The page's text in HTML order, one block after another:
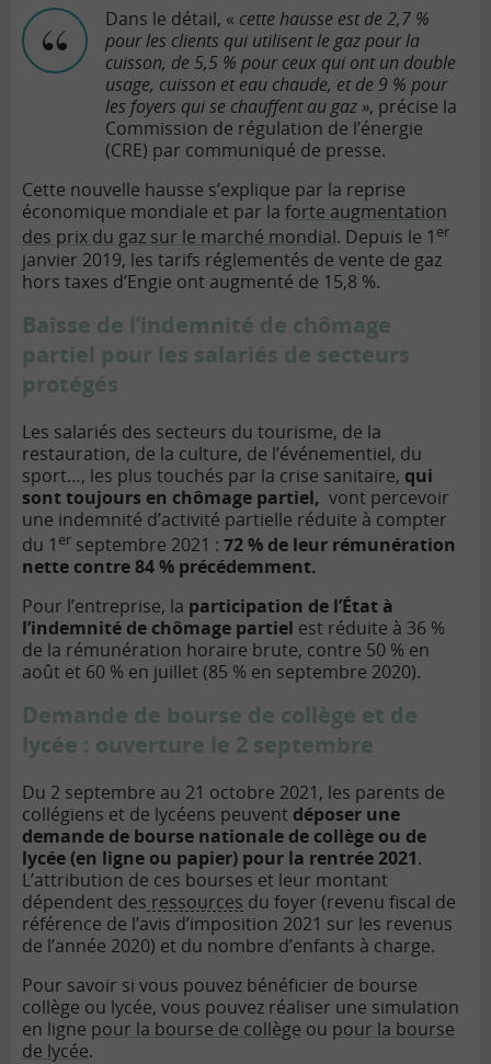
Dans le détail, « cette hausse est de 2,7 %
pour les clients qui utilisent le gaz pour la
cuisson, de 5,5 % pour ceux qui ont un double
usage, cuisson et eau chaude, et de 9 % pour
les foyers qui se chauffent au gaz », précise la
Commission de régulation de l’énergie
(CRE) par communiqué de presse.
Cette nouvelle hausse s’explique par la reprise
économique mondiale et par la forte augmentation
des prix du gaz sur le marché mondial. Depuis le 1 er
janvier 2019, les tarifs réglementés de vente de gaz
hors taxes d’Engie ont augmenté de 15,8 %.
Baisse de l’indemnité de chômage
partiel pour les salariés de secteurs
protégés
Les salariés des secteurs du tourisme, de la
restauration, de la culture, de l’événementiel, du
sport…, les plus touchés par la crise sanitaire, qui
sont toujours en chômage partiel, vont percevoir
une indemnité d’activité partielle réduite à compter
du 1 er septembre 2021 : 72 % de leur rémunération
nette contre 84 % précédemment.
Pour l’entreprise, la participation de l’État à
l’indemnité de chômage partiel est réduite à 36 %
de la rémunération horaire brute, contre 50 % en
août et 60 % en juillet (85 % en septembre 2020).
Demande de bourse de collège et de
lycée : ouverture le 2 septembre
Du 2 septembre au 21 octobre 2021, les parents de
collégiens et de lycéens peuvent déposer une
demande de bourse nationale de collège ou de
lycée (en ligne ou papier) pour la rentrée 2021.
L’attribution de ces bourses et leur montant
dépendent des ressources du foyer (revenu fiscal de
référence de l’avis d’imposition 2021 sur les revenus
de l’année 2020) et du nombre d’enfants à charge.
Pour savoir si vous pouvez bénéficier de bourse
collège ou lycée, vous pouvez réaliser une simulation
en ligne pour la bourse de collège ou pour la bourse
de lycée.